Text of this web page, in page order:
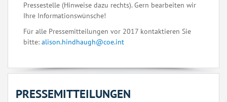
Pressestelle (Hinweise dazu rechts). Gern bearbeiten wir
Ihre Informationswünsche!
Für alle Pressemitteilungen vor 2017 kontaktieren Sie
bitte: alison.hindhaugh@coe.int
PRESSEMITTEILUNGEN